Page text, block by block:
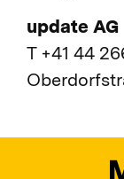
update AG
T +41 44